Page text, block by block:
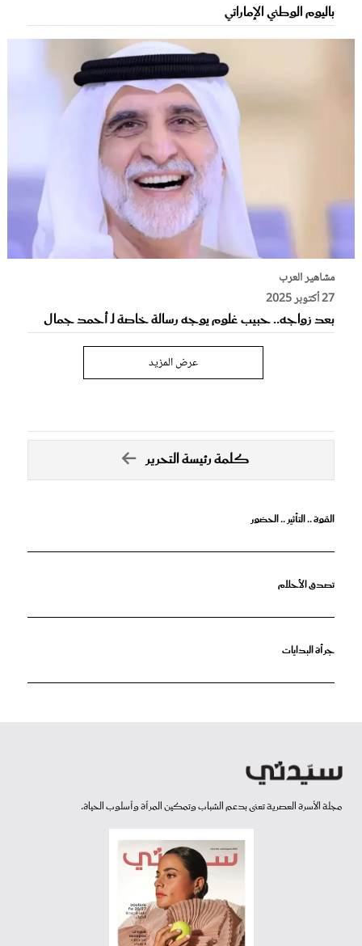
باليوم الوطني الإماراتي
مشاهير العرب
27 أكتوبر 2025
بعد زواجه.. حبيب غلوم يوجه رسالة خاصة لـ أحمد جمال
عرض المزيد
كلمة رئيسة التحرير
القوة .. التأثير .. الحضور
تصدق الأحلام
جرأة البدايات
مجلة الأسرة العصرية تعنى بدعم الشباب وتمكين المرأة وأسلوب الحياة.